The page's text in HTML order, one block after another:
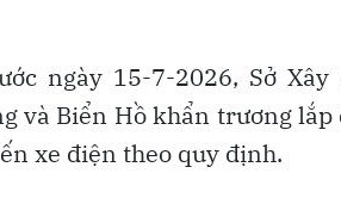
ngày 15-7-2026, Sở Xây
và Biển Hồ khẩn trương
xe điện theo quy định.